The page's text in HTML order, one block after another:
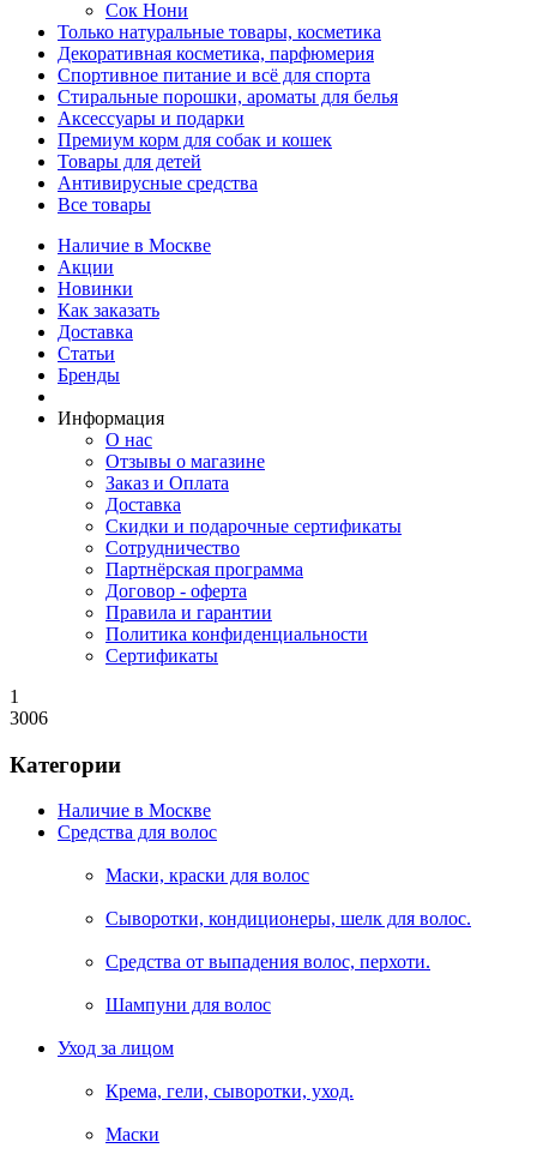
Сок Нони
Только натуральные товары, косметика
Декоративная косметика, парфюмерия
Спортивное питание и всё для спорта
Стиральные порошки, ароматы для белья
Аксессуары и подарки
Премиум корм для собак и кошек
Товары для детей
Антивирусные средства
Все товары
Наличие в Москве
Акции
Новинки
Как заказать
Доставка
Статьи
Бренды
Информация
О нас
Отзывы о магазине
Заказ и Оплата
Доставка
Скидки и подарочные сертификаты
Сотрудничество
Партнёрская программа
Договор - оферта
Правила и гарантии
Политика конфиденциальности
Сертификаты
1
3006
Категории
Наличие в Москве
Средства для волос
Маски, краски для волос
Сыворотки, кондиционеры, шелк для волос.
Средства от выпадения волос, перхоти.
Шампуни для волос
Уход за лицом
Крема, гели, сыворотки, уход.
Маски